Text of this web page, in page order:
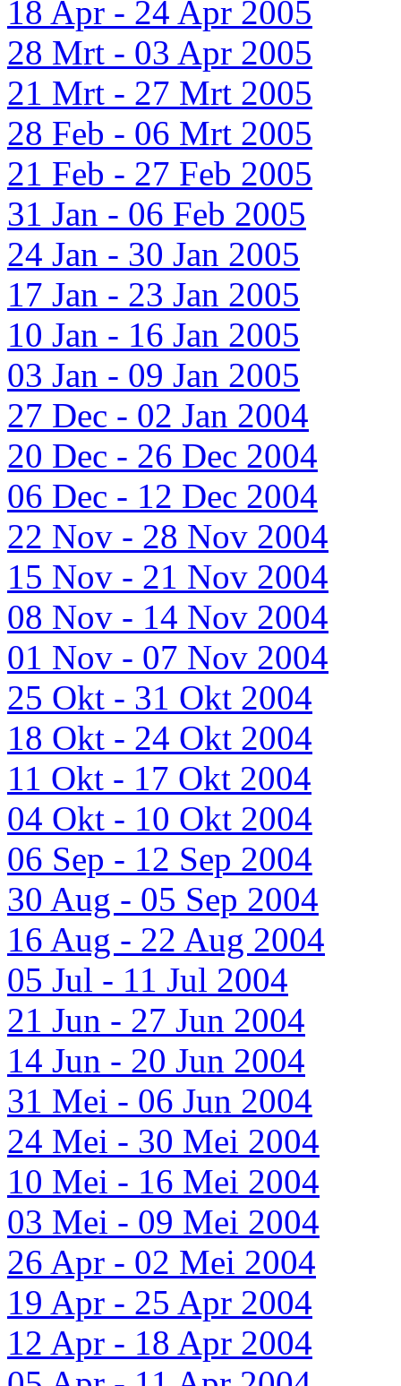
18 Apr - 24 Apr 2005
28 Mrt - 03 Apr 2005
21 Mrt - 27 Mrt 2005
28 Feb - 06 Mrt 2005
21 Feb - 27 Feb 2005
31 Jan - 06 Feb 2005
24 Jan - 30 Jan 2005
17 Jan - 23 Jan 2005
10 Jan - 16 Jan 2005
03 Jan - 09 Jan 2005
27 Dec - 02 Jan 2004
20 Dec - 26 Dec 2004
06 Dec - 12 Dec 2004
22 Nov - 28 Nov 2004
15 Nov - 21 Nov 2004
08 Nov - 14 Nov 2004
01 Nov - 07 Nov 2004
25 Okt - 31 Okt 2004
18 Okt - 24 Okt 2004
11 Okt - 17 Okt 2004
04 Okt - 10 Okt 2004
06 Sep - 12 Sep 2004
30 Aug - 05 Sep 2004
16 Aug - 22 Aug 2004
05 Jul - 11 Jul 2004
21 Jun - 27 Jun 2004
14 Jun - 20 Jun 2004
31 Mei - 06 Jun 2004
24 Mei - 30 Mei 2004
10 Mei - 16 Mei 2004
03 Mei - 09 Mei 2004
26 Apr - 02 Mei 2004
19 Apr - 25 Apr 2004
12 Apr - 18 Apr 2004